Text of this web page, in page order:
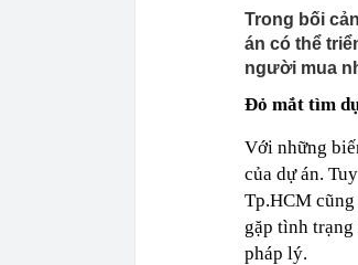
Trong bối
án có thể
người mua
Đỏ mắt tìm
Với những
của dự án.
Tp.HCM
gặp tình
pháp lý.